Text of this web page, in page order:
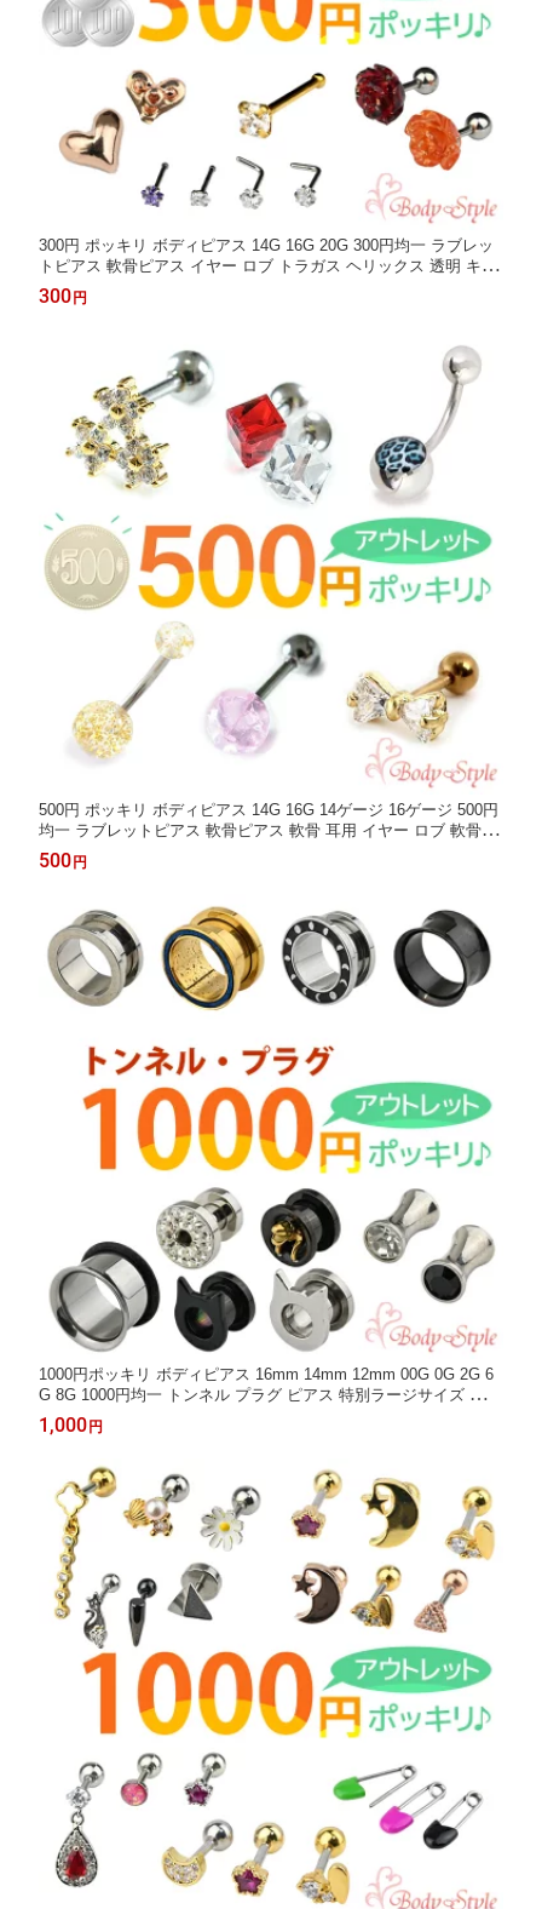
300円 ポッキリ ボディピアス 14G 16G 20G 300円均一 ラブレッ
トピアス 軟骨ピアス イヤー ロブ トラガス ヘリックス 透明 キャ
ッチ ストレートバーベル バナナバーベル カーブバーベル カーブ
ドバーベル ピアス
300 円
500円 ポッキリ ボディピアス 14G 16G 14ゲージ 16ゲージ 500円
均一 ラブレットピアス 軟骨ピアス 軟骨 耳用 イヤー ロブ 軟骨用
トラガス ヘリックス ストレートバーベル バナナバーベル カーブ
バーベル カーブドバーベル ネイブル ピアス
500 円
1000円ポッキリ ボディピアス 16mm 14mm 12mm 00G 0G 2G 6
G 8G 1000円均一 トンネル プラグ ピアス 特別ラージサイズ ラー
ジホール 拡張 ピアス
1,000 円